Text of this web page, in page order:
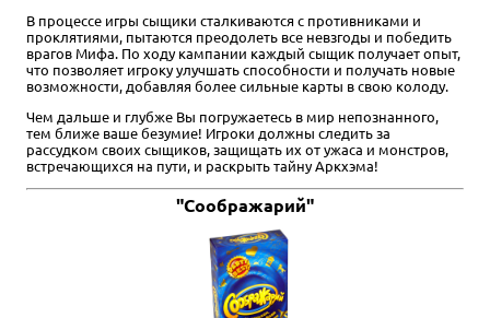
В процессе игры сыщики сталкиваются с противниками и
проклятиями, пытаются преодолеть все невзгоды и победить
врагов Мифа. По ходу кампании каждый сыщик получает опыт,
что позволяет игроку улучшать способности и получать новые
возможности, добавляя более сильные карты в свою колоду.
Чем дальше и глубже Вы погружаетесь в мир непознанного,
тем ближе ваше безумие! Игроки должны следить за
рассудком своих сыщиков, защищать их от ужаса и монстров,
встречающихся на пути, и раскрыть тайну Аркхэма!
"Соображарий"